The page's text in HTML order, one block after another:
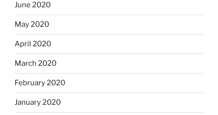
June 2020
May 2020
April 2020
March 2020
February 2020
January 2020